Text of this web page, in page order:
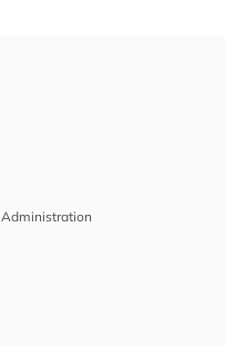
Administration